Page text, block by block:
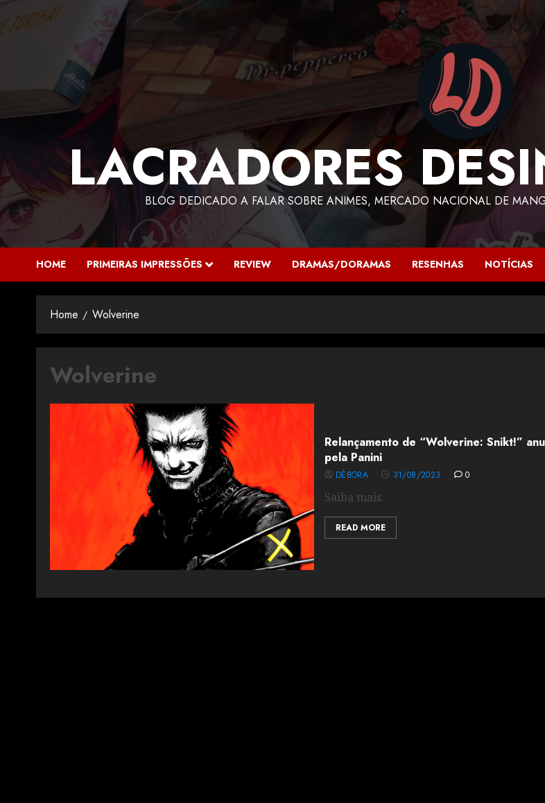
LACRADORES
BLOG DEDICADO A FALAR SOBRE ANIMES, MERCADO NACIONAL DE
HOME PRIMEIRAS IMPRESSÕES REVIEW DRAMAS/DORAMAS RESENHAS NOTÍCIAS
Home Wolverine
Wolverine
Relançamento de “Wolverine: Snikt!”
pela Panini
DÉBORA 31/08/2023 0
Saiba mais.
READ MORE